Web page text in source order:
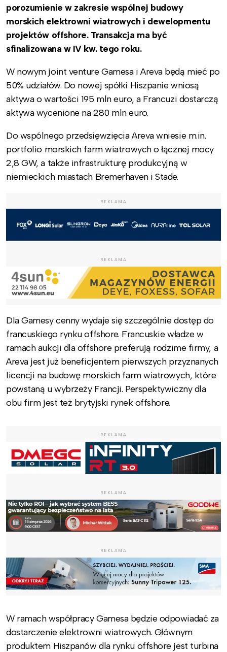
porozumienie w zakresie wspólnej budowy
morskich elektrowni wiatrowych i dewelopmentu
projektów offshore. Transakcja ma być
sfinalizowana w IV kw. tego roku.
W nowym joint venture Gamesa i Areva będą mieć po
50% udziałów. Do nowej spółki Hiszpanie wniosą
aktywa o wartości 195 mln euro, a Francuzi dostarczą
aktywa wycenione na 280 mln euro.
Do wspólnego przedsięwzięcia Areva wniesie m.in.
portfolio morskich farm wiatrowych o łącznej mocy
2,8 GW, a także infrastrukturę produkcyjną w
niemieckich miastach Bremerhaven i Stade.
REKLAMA
REKLAMA
Dla Gamesy cenny wydaje się szczególnie dostęp do
francuskiego rynku offshore. Francuskie władze w
ramach aukcji dla offshore preferują rodzime firmy, a
Areva jest już beneficjentem pierwszych przyznanych
licencji na budowę morskich farm wiatrowych, które
powstaną u wybrzeży Francji. Perspektywiczny dla
obu firm jest też brytyjski rynek offshore.
REKLAMA
REKLAMA
REKLAMA
W ramach współpracy Gamesa będzie odpowiadać za
dostarczenie elektrowni wiatrowych. Głównym
produktem Hiszpanów dla rynku offshore jest turbina